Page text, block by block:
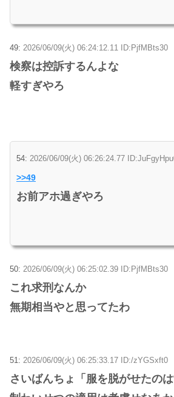
49: 2026/06/09(火) 06:24:12.11 ID:PjfMBts30
検察は控訴するんよな
軽すぎやろ
54: 2026/06/09(火) 06:26:24.77
>>49
お前アホ過ぎやろ
50: 2026/06/09(火) 06:25:02.39 ID:PjfMBts30
これ求刑なんか
無期相当やと思ってたわ
51: 2026/06/09(火) 06:25:33.17 ID:/zYGSxft0
さいばんちょ「服を脱がせたの